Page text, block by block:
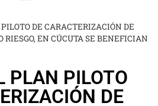
DE CARACTERIZACIÓN DE
RIESGO, EN CÚCUTA SE BENEFICIAN
PLAN PILOTO
DE